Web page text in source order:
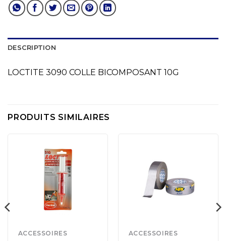
DESCRIPTION
LOCTITE 3090 COLLE BICOMPOSANT 10G
PRODUITS SIMILAIRES
ACCESSOIRES ACCESSOIRES